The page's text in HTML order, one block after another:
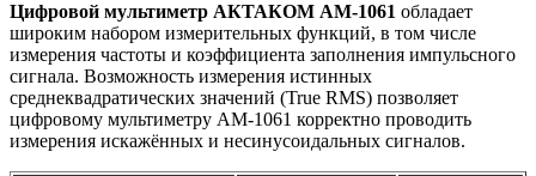
Цифровой мультиметр АКТАКОМ АМ-1061 обладает
широким набором измерительных функций, в том числе
измерения частоты и коэффициента заполнения импульсного
сигнала. Возможность измерения истинных
среднеквадратических значений (True RMS) позволяет
цифровому мультиметру АМ-1061 корректно проводить
измерения искажённых и несинусоидальных сигналов.